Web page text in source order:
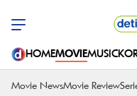
HOMEMOVIEMUSIC
Movie NewsMovie Review